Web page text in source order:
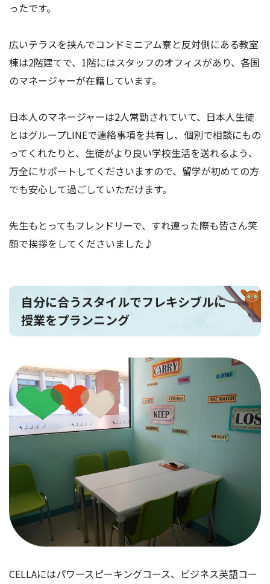
ったです。
広いテラスを挟んでコンドミニアム寮と反対側にある教室
棟は2階建てで、1階にはスタッフのオフィスがあり、各国
のマネージャーが在籍しています。
日本人のマネージャーは2人常勤されていて、日本人生徒
とはグループLINEで連絡事項を共有し、個別で相談にもの
ってくれたりと、生徒がより良い学校生活を送れるよう、
万全にサポートしてくださいますので、留学が初めての方
でも安心して過ごしていただけます。
先生もとってもフレンドリーで、すれ違った際も皆さん笑
顔で挨拶をしてくださいました♪
自分に合うスタイルでフレキシブルに
授業をプランニング
CELLAにはパワースピーキングコース、ビジネス英語コー